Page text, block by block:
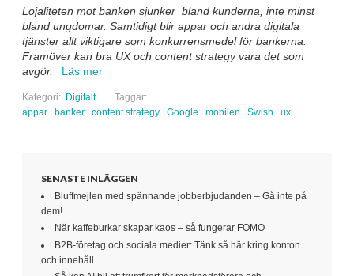
Lojaliteten mot banken sjunker bland kunderna, inte minst
bland ungdomar. Samtidigt blir appar och andra digitala
tjänster allt viktigare som konkurrensmedel för bankerna.
Framöver kan bra UX och content strategy vara det som
avgör.
Läs mer
Kategori: Digitalt
Taggar:
appar
banker content strategy Google mobilen Swish ux
SENASTE INLÄGGEN
Bluffmejlen med spännande jobberbjudanden – Gå inte på
dem!
När kaffeburkar skapar kaos – så fungerar FOMO
B2B-företag och sociala medier: Tänk så här kring konton
och innehåll